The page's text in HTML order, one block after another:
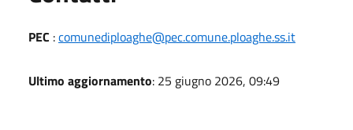
PEC :comunediploaghe@pec.comune.ploaghe.ss.it
Ultimo aggiornamento: 25 giugno 2026, 09:49